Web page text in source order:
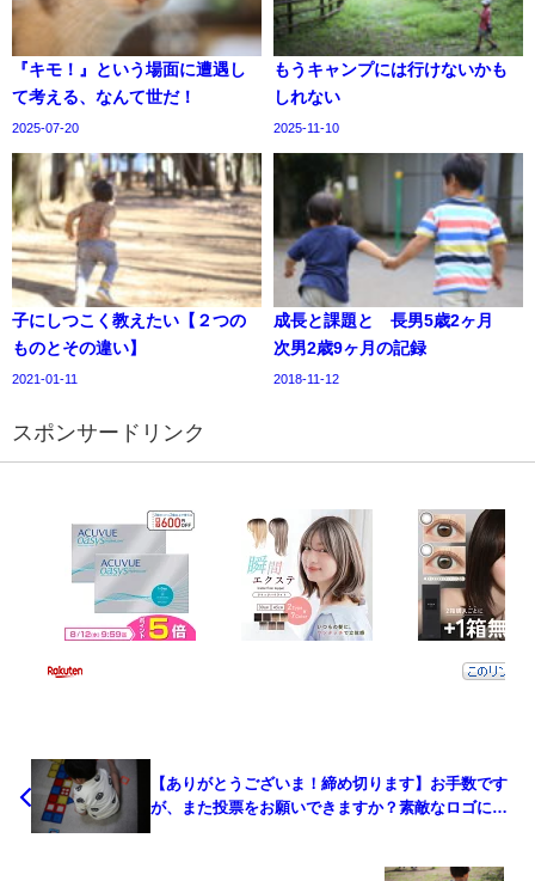
『キモ！』という場面に遭遇し
て考える、なんて世だ！
2025-07-20
もうキャンプには行けないかも
しれない
2025-11-10
子にしつこく教えたい【２つの
ものとその違い】
2021-01-11
成長と課題と 長男5歳2ヶ月
次男2歳9ヶ月の記録
2018-11-12
スポンサードリンク
【ありがとうございま！締め切ります】お手数です
が、また投票をお願いできますか？素敵なロゴに決